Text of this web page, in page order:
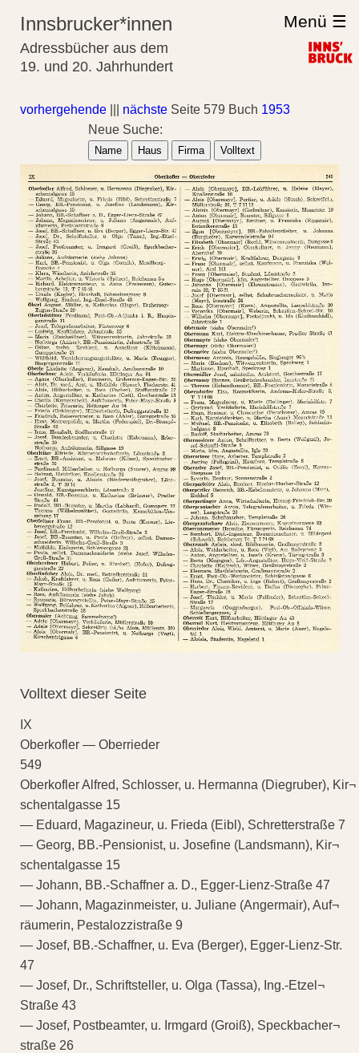
Innsbrucker*innen
Adressbücher aus dem
19. und 20. Jahrhundert
Menü ☰
vorhergehende nächste Seite 579 Buch 1953
Neue Suche:
Name Haus Firma Volltext
Volltext dieser Seite
IX
Oberkofler — Oberrieder
549
Oberkofler Alfred, Schlosser, u. Hermanna (Diegruber), Kir¬
schentalgasse 15
— Eduard, Magazineur, u. Frieda (Eibl), Schretterstraße 7
— Georg, BB.-Pensionist, u. Josefine (Landsmann), Kir¬
schentalgasse 15
— Johann, BB.-Schaffner a. D., Egger-Lienz-Straße 47
— Johann, Magazinmeister, u. Juliane (Angermair), Auf¬
räumerin, Pestalozzistraße 9
— Josef, BB.-Schaffner, u. Eva (Berger), Egger-Lienz-Str.
47
— Josef, Dr., Schriftsteller, u. Olga (Tassa), Ing.-Etzel¬
Straße 43
— Josef, Postbeamter, u. Irmgard (Groiß), Speckbacher¬
straße 26